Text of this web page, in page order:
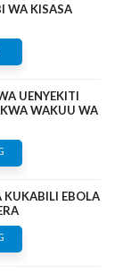
WA KISASA
UENYEKITI
WAKUU WA
KUKABILI EBOLA